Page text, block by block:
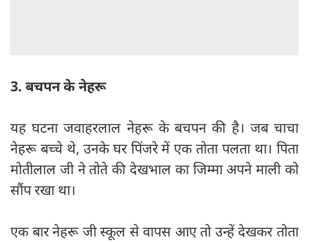
3. बचपन के नेहरू
यह घटना जवाहरलाल नेहरू के बचपन की है। जब चाचा
नेहरू बच्चे थे, उनके घर पिंजरे में एक तोता पलता था। पिता
मोतीलाल जी ने तोते की देखभाल का जिम्मा अपने माली को
सौंप रखा था।
एक बार नेहरू जी स्कूल से वापस आए तो उन्हें देखकर तोता